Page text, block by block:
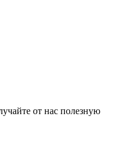
от нас полезную